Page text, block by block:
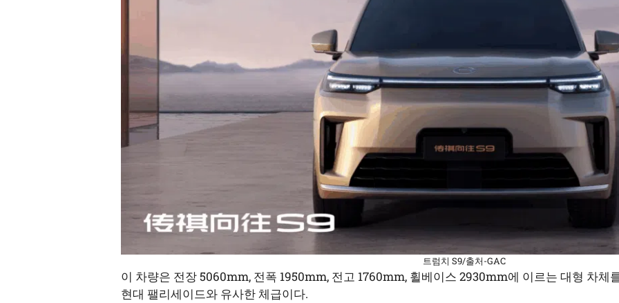
트럼치 S9/출처-GAC
이 차량은 전장 5060mm, 전폭 1950mm, 전고 1760mm, 휠베이스 2930mm에 이르는 대형 차체
현대 팰리세이드와 유사한 체급이다.